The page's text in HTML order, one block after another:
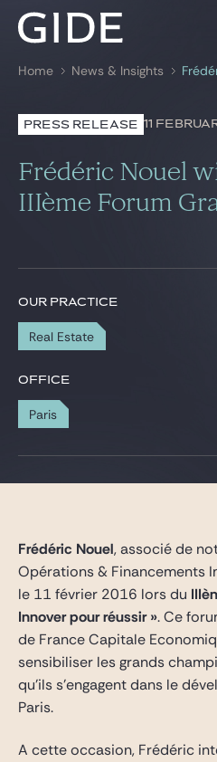
Search by
Lawyers
Practices
News &
Our firm
Career
Gide Pro Bono and
Home News & Insights
PRESS RELEASE 11
Frédéric Nouel
IIIème Forum
OUR PRACTICE
Real Estate
OFFICE
Paris
Frédéric Nouel, associé de
Opérations & Financements
le 11 février 2016 lors du
Innover pour réussir ». Ce
de France Capitale
sensibiliser les grands
qu’ils s’engagent dans le
Paris.
A cette occasion, Frédéric